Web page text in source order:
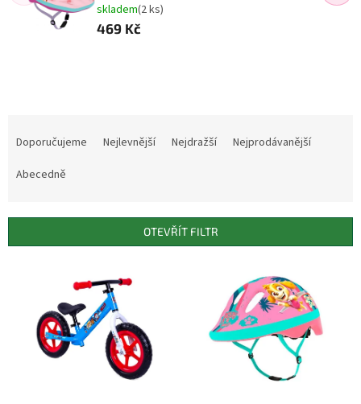
skladem(2 ks)
469 Kč
r
Doporučujeme Nejlevnější Nejdražší
Nejprodávanější
Abecedně
OTEVŘÍT FILTR